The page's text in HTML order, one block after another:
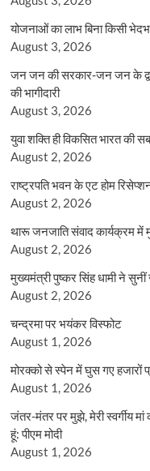
योजनाओं का लाभ बिना किसी
August 3, 2026
जन जन की सरकार-जन जन के
की भागीदारी
August 3, 2026
युवा शक्ति ही विकसित भारत की
August 2, 2026
राष्ट्रपति भवन के एट होम
August 2, 2026
थारू जनजाति संवाद कार्यक्रम
August 2, 2026
मुख्यमंत्री पुष्कर सिंह धामी ने
August 2, 2026
चन्द्रमा पर भयंकर विस्फोट
August 1, 2026
मोरक्को से स्पेन में घुस गए हजारों
August 1, 2026
जंतर-मंतर पर मुझे, मेरी स्वर्गीय मां
हूं: पीएम मोदी
August 1, 2026